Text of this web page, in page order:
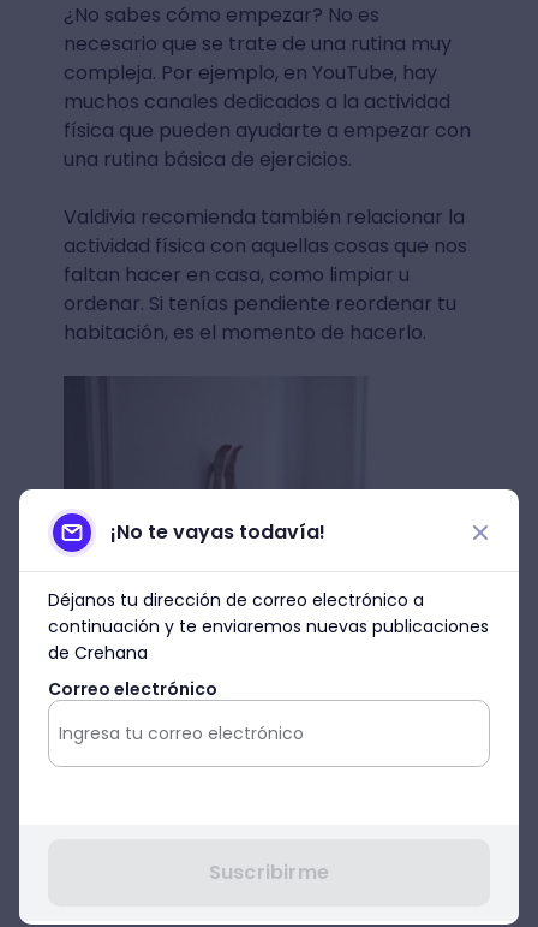
¿No sabes cómo empezar? No es
necesario que se trate de una rutina muy
compleja. Por ejemplo, en YouTube, hay
muchos canales dedicados a la actividad
física que pueden ayudarte a empezar con
una rutina básica de ejercicios.
Valdivia recomienda también relacionar la
actividad física con aquellas cosas que nos
faltan hacer en casa, como limpiar u
ordenar. Si tenías pendiente reordenar tu
habitación, es el momento de hacerlo.
Obtén una Membresía Premium y lleva
tu educación a otro nivel
Si lo tuyo no son los ejercicios, entonces
¡No te vayas todavía!
Déjanos tu dirección de correo electrónico a
continuación y te enviaremos nuevas publicaciones
de Crehana
Correo electrónico
Suscribirme